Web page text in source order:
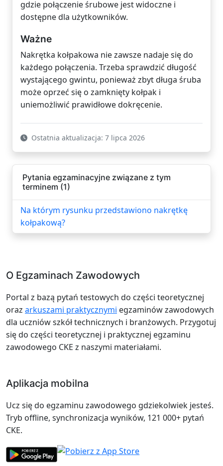
gdzie połączenie śrubowe jest widoczne i
dostępne dla użytkowników.
Ważne
Nakrętka kołpakowa nie zawsze nadaje się do
każdego połączenia. Trzeba sprawdzić długość
wystającego gwintu, ponieważ zbyt długa śruba
może oprzeć się o zamknięty kołpak i
uniemożliwić prawidłowe dokręcenie.
Ostatnia aktualizacja: 7 lipca 2026
Pytania egzaminacyjne związane z tym
terminem (1)
Na którym rysunku przedstawiono nakrętkę
kołpakową?
O Egzaminach Zawodowych
Portal z bazą pytań testowych do części teoretycznej
oraz arkuszami praktycznymi egzaminów zawodowych
dla uczniów szkół technicznych i branżowych. Przygotuj
się do części teoretycznej i praktycznej egzaminu
zawodowego CKE z naszymi materiałami.
Aplikacja mobilna
Ucz się do egzaminu zawodowego gdziekolwiek jesteś.
Tryb offline, synchronizacja wyników, 121 000+ pytań
CKE.